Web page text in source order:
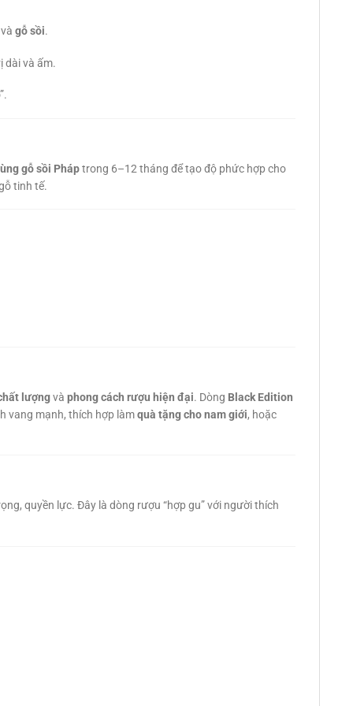
và gỗ sồi.
dài và ấm.
gỗ sồi Pháptrong 6–12 tháng để tạo độ phức hợp cho
tinh tế.
lượngvà phong cách rượu hiện đại. Dòng Black Edition
vang mạnh, thích hợp làmquà tặng cho nam giới, hoặc
quyền lực. Đây là dòng rượu “hợp gu” với người thích